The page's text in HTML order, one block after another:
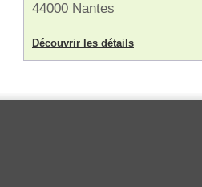
44000 Nantes
Découvrir les détails